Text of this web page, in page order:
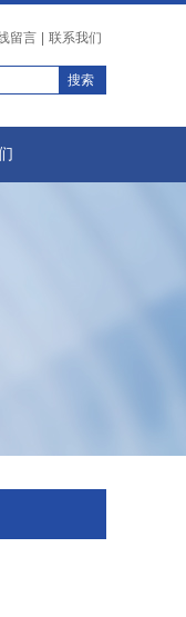
留言 联系我们